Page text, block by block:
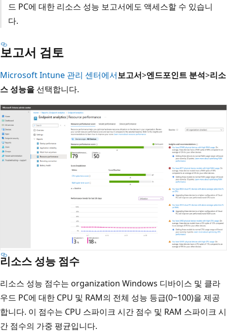
드 PC에 대한 리소스 성능 보고서에도 액세스할 수 있습니
다.
보고서 검토
Microsoft Intune 관리 센터에서보고서>엔드포인트 분석>리소
스 성능을 선택합니다.
리소스 성능 점수
리소스 성능 점수는 organization Windows 디바이스 및 클라
우드 PC에 대한 CPU 및 RAM의 전체 성능 등급(0~100)을 제공
합니다. 이 점수는 CPU 스파이크 시간 점수 및 RAM 스파이크 시
간 점수의 가중 평균입니다.